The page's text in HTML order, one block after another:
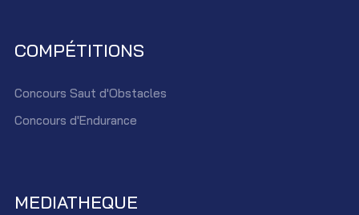
COMPÉTITIONS
Concours Saut d'Obstacles
Concours d'Endurance
MEDIATHEQUE